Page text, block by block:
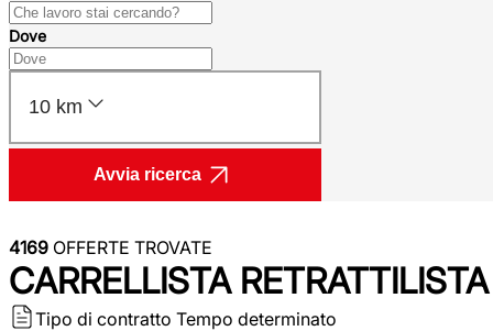
Dove
10 km
Avvia ricerca
4169 OFFERTE TROVATE
CARRELLISTA RETRATTILISTA
Tipo di contratto Tempo determinato